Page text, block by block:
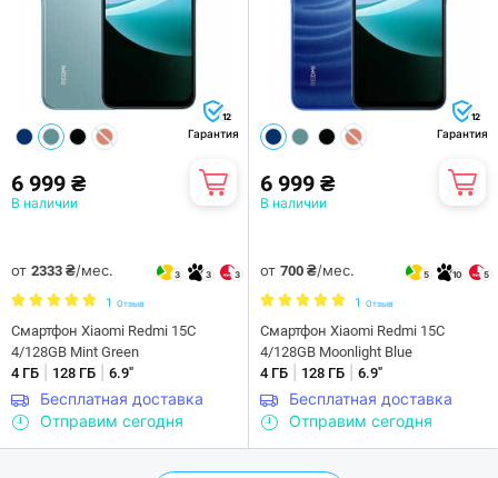
12
Гарантия
6 999 ₴
В наличии
от 2333 ₴/мес. 3 3 3
1 Отзыв
Смартфон Xiaomi Redmi 15C
4/128GB Mint Green
4 ГБ
128 ГБ 6.9"
Бесплатная доставка
Отправим сегодня
12
Гарантия
6 999 ₴
В наличии
от 700 ₴/мес. 5 10 5
1 Отзыв
Смартфон Xiaomi Redmi 15C
4/128GB Moonlight Blue
4 ГБ
128 ГБ 6.9"
Бесплатная доставка
Отправим сегодня